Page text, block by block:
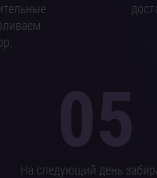
05
На следующий день